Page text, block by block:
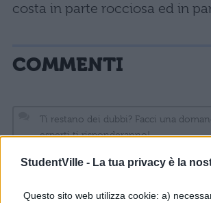
StudentVille - La tua privacy è la
Questo sito web utilizza cookie: a)
costa in parte rocciosa ed in
COMMENTI